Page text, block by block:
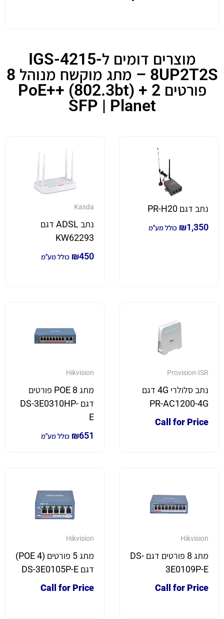
מוצרים דומים לIGS-4215-
8UP2T2S – מתג מוקשח מנוהל 8
פורטים PoE++ (802.3bt) + 2
SFP | Planet
נתב דגם PR-H20
₪1,350 כולל מע"מ
Kasda
נתב ADSL דגם
KW62293
₪450 כולל מע"מ
Provision-ISR
נתב סלולרי 4G דגם
PR-AC1200-4G
Call for Price
Hikvision
מתג 8 POE פורטים
דגם DS-3E0310HP-
E
₪651 כולל מע"מ
Hikvision
מתג 8 פורטים דגם DS-
3E0109P-E
Call for Price
Hikvision
מתג 5 פורטים (4 POE)
דגם DS-3E0105P-E
Call for Price